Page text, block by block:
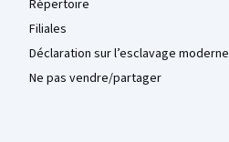
Répertoire
Filiales
Déclaration sur l’esclavage moderne
Ne pas vendre/partager